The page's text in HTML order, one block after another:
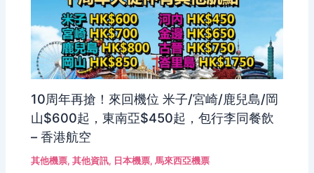
10周年再搶！來回機位 米子/宮崎/鹿兒島/岡
山$600起，東南亞$450起，包行李同餐飲
– 香港航空
其他機票,其他資訊, 日本機票,馬來西亞機票